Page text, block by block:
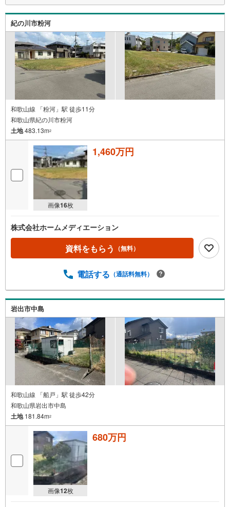
～自社ブランド物件:建売価格で「理想」を諦めない住まい～
■なぜ建売価格で「理想」が叶うのか？
施工から販売までグループ内で完結させることで中間コストを徹底カッ
ト。その分を「広さ」と「性能」に還元しました
■「お金の理想」も諦めない。専属FPによる無料相談
・家計の「見える化」で安心を
教育費や老後資金など将来の出費を数値化。一生涯の家計シミュレーショ
ンを作成します。
・プロならではのアドバイス
「最適な銀行は？」「今の年収で大丈夫？」といった疑問から住宅ローン
の最大活用まで、家計を守る具体的なプランをご提案
「自分らしい家」と「安心できる将来」
どちらもフロンティアで叶えませんか？
当日の現地見学・FP相談も受付中です
紀の川市粉河
和歌山線 「粉河」駅 徒歩11分
和歌山県紀の川市粉河
土地483.13m2
画像16枚
1,460万円
株式会社ホームメディエーション
資料をもらう （無料）
電話する （通話料無料）
岩出市中島
和歌山線 「船戸」駅 徒歩42分
和歌山県岩出市中島
土地181.84m2
画像12枚
680万円